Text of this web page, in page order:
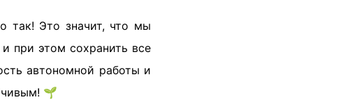
так! Это значит, что мы
при этом сохранить все
автономной работы и
🌱